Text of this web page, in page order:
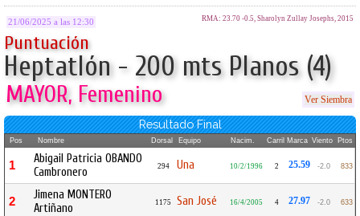
21/06/2025 a las 12:30 RMA: 23.70 -0.5, Sharolyn Zullay Josephs, 2015
Puntuación
Heptatlón - 200 mts Planos (4)
MAYOR, Femenino Ver Siembra
Resultado Final
Pos Nombre Dorsal Equipo Nacim. Carril Marca Viento Ptos
1
Abigail Patricia OBANDO
Cambronero
294 Una 10/2/1996 2 25.59 -2.0 833
2
Jimena MONTERO
Artiñano
1175 San José 16/4/2005 4 27.97 -2.0 633